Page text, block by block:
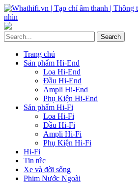
Trang chủ
Sản phẩm Hi-End
Loa Hi-End
Đầu Hi-End
Ampli Hi-End
Phụ Kiện Hi-End
Sản phẩm Hi-Fi
Loa Hi-Fi
Đầu Hi-Fi
Ampli Hi-Fi
Phụ Kiện Hi-Fi
Hi-Fi
Tin tức
Xe và đời sống
Phim Nước Ngoài